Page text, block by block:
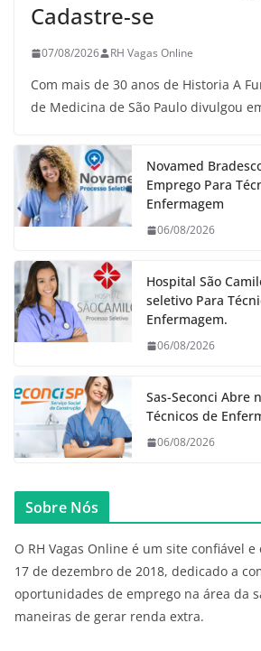
Cadastre-se
07/08/2026 RH Vagas Online
Com mais de 30 anos de Historia A
de Medicina de São Paulo divulgou
Novamed
Emprego Para
Enfermagem
06/08/2026
Hospital São
seletivo Para
Enfermagem.
06/08/2026
Sas-Seconci Abre
Técnicos de
06/08/2026
Sobre Nós
O RH Vagas Online é um site confiável
17 de dezembro de 2018, dedicado a
oportunidades de emprego na área da
maneiras de gerar renda extra.